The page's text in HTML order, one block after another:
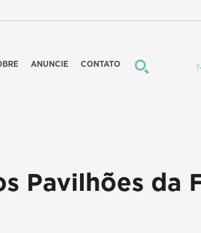
ANUNCIE CONTATO
Pavilhões da